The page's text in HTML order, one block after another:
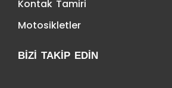
Kontak Tamiri
Motosikletler
BIZI TAKIP EDIN